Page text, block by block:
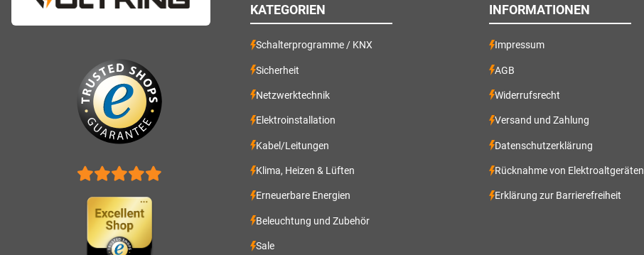
KATEGORIEN
Schalterprogramme / KNX
Sicherheit
Netzwerktechnik
Elektroinstallation
Kabel/Leitungen
Klima, Heizen & Lüften
Erneuerbare Energien
Beleuchtung und Zubehör
Sale
INFORMATIONEN
Impressum
AGB
Widerrufsrecht
Versand und Zahlung
Datenschutzerklärung
Rücknahme von Elektroaltgeräten
Erklärung zur Barrierefreiheit